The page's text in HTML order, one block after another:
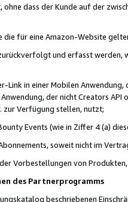
dass der Kunde auf der
für eine Amazon-Website
und erfasst werden,
Link in einer Mobilen
der nicht Creators
zur Verfügung stellen, nutzt;
Events (wie in Ziffer 4 (a)
soweit nicht im
Vorbestellungen von
des Partnerprogramms
beschriebenen